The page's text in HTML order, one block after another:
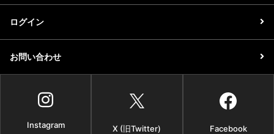
ログイン
お問い合わせ
Instagram X (旧Twitter) Facebook